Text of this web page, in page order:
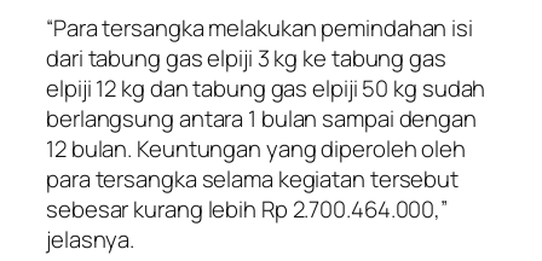
“Para tersangka melakukan pemindahan isi
dari tabung gas elpiji 3 kg ke tabung gas
elpiji 12 kg dan tabung gas elpiji 50 kg sudah
berlangsung antara 1 bulan sampai dengan
12 bulan. Keuntungan yang diperoleh oleh
para tersangka selama kegiatan tersebut
sebesar kurang lebih Rp 2.700.464.000,”
jelasnya.